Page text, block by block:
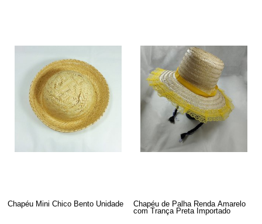
Chapéu Mini Chico Bento Unidade
Chapéu de Palha Renda Amarelo
com Trança Preta Importado